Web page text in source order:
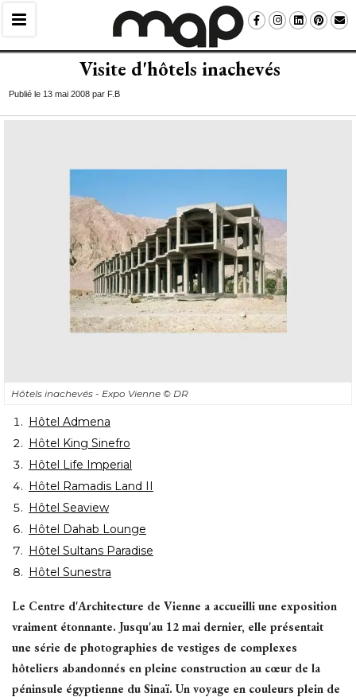
Visite d'hôtels inachevés
Publié le 13 mai 2008 par F.B
Hôtels inachevés - Expo Vienne © DR
Hôtel Admena
Hôtel King Sinefro
Hôtel Life Imperial
Hôtel Ramadis Land II
Hôtel Seaview
Hôtel Dahab Lounge
Hôtel Sultans Paradise
Hôtel Sunestra
Le Centre d'Architecture de Vienne a accueilli une exposition
vraiment étonnante. Jusqu'au 12 mai dernier, elle présentait
une série de photographies de vestiges de complexes
hôteliers abandonnés en pleine construction au cœur de la
péninsule égyptienne du Sinaï. Un voyage en couleurs plein de